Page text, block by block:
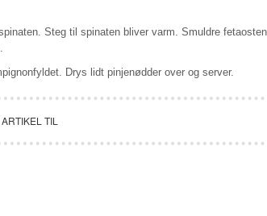
Steg til spinaten bliver varm. Smuldre
Drys lidt pinjenødder over og server.
TIL